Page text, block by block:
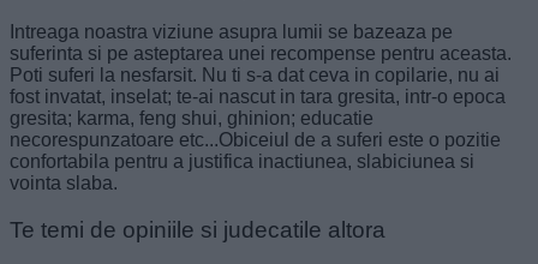
Intreaga noastra viziune asupra lumii se bazeaza pe
suferinta si pe asteptarea unei recompense pentru aceasta.
Poti suferi la nesfarsit. Nu ti s-a dat ceva in copilarie, nu ai
fost invatat, inselat; te-ai nascut in tara gresita, intr-o epoca
gresita; karma, feng shui, ghinion; educatie
necorespunzatoare etc...Obiceiul de a suferi este o pozitie
confortabila pentru a justifica inactiunea, slabiciunea si
vointa slaba.
Te temi de opiniile si judecatile altora